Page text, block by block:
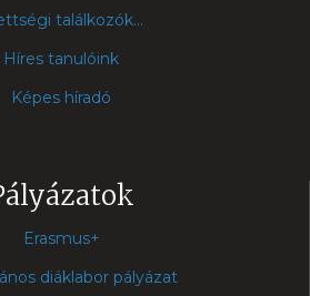
találkozók...
Híres tanulóink
Képes híradó
Erasmus+
diáklabor pályázat